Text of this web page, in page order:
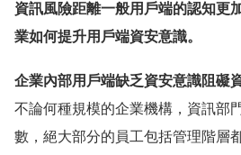
資訊風險距離一般用戶端的認知更
業如何提升用戶端資安意識。
企業內部用戶端缺乏資安意識阻礙
不論何種規模的企業機構，資訊部
數，絕大部分的員工包括管理階層